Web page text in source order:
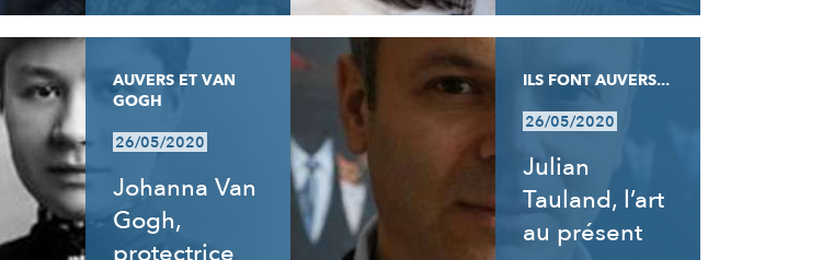
AUVERS ET VAN
GOGH
26/05/2020
Johanna Van
Gogh,
protectrice
ILS FONT AUVERS...
26/05/2020
Julian
Tauland, l’art
au présent